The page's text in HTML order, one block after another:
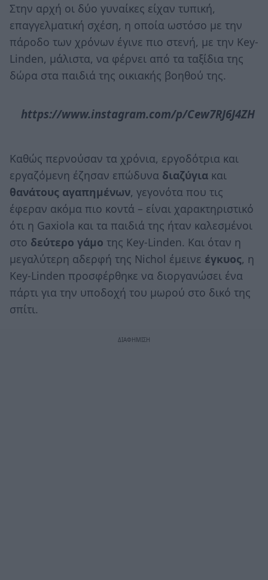
Στην αρχή οι δύο γυναίκες είχαν τυπική,
επαγγελματική σχέση, η οποία ωστόσο με την
πάροδο των χρόνων έγινε πιο στενή, με την Key-
Linden, μάλιστα, να φέρνει από τα ταξίδια της
δώρα στα παιδιά της οικιακής βοηθού της.
https://www.instagram.com/p/Cew7RJ6J4ZH
Καθώς περνούσαν τα χρόνια, εργοδότρια και
εργαζόμενη έζησαν επώδυνα διαζύγια και
θανάτους αγαπημένων, γεγονότα που τις
έφεραν ακόμα πιο κοντά – είναι χαρακτηριστικό
ότι η Gaxiola και τα παιδιά της ήταν καλεσμένοι
στο δεύτερο γάμο της Key-Linden. Και όταν η
μεγαλύτερη αδερφή της Nichol έμεινε έγκυος, η
Key-Linden προσφέρθηκε να διοργανώσει ένα
πάρτι για την υποδοχή του μωρού στο δικό της
σπίτι.